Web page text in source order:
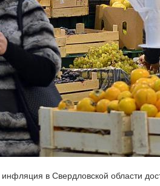
в Свердловской области